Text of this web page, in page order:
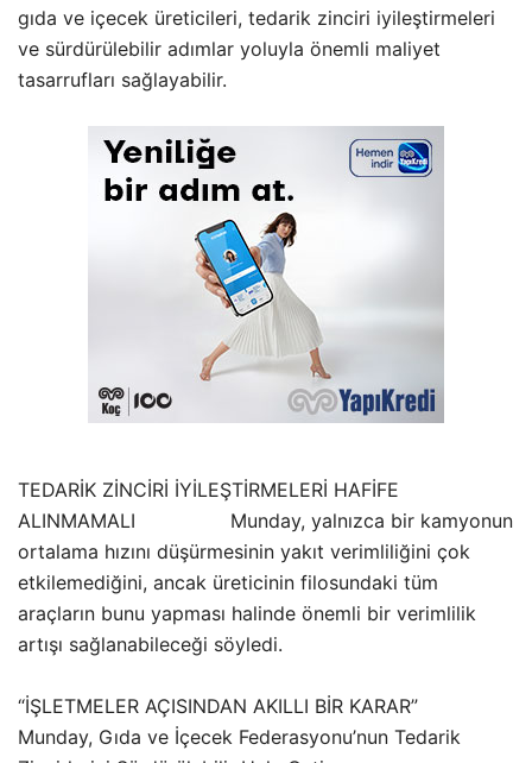
gıda ve içecek üreticileri, tedarik zinciri iyileştirmeleri
ve sürdürülebilir adımlar yoluyla önemli maliyet
tasarrufları sağlayabilir.
TEDARİK ZİNCİRİ İYİLEŞTİRMELERİ HAFİFE
ALINMAMALI Munday, yalnızca bir kamyonun
ortalama hızını düşürmesinin yakıt verimliliğini çok
etkilemediğini, ancak üreticinin filosundaki tüm
araçların bunu yapması halinde önemli bir verimlilik
artışı sağlanabileceği söyledi.
“İŞLETMELER AÇISINDAN AKILLI BİR KARAR”
Munday, Gıda ve İçecek Federasyonu’nun Tedarik